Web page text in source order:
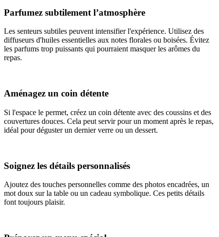
Parfumez subtilement l’atmosphère
Les senteurs subtiles peuvent intensifier l'expérience. Utilisez des
diffuseurs d'huiles essentielles aux notes florales ou boisées. Évitez
les parfums trop puissants qui pourraient masquer les arômes du
repas.
Aménagez un coin détente
Si l'espace le permet, créez un coin détente avec des coussins et des
couvertures douces. Cela peut servir pour un moment après le repas,
idéal pour déguster un dernier verre ou un dessert.
Soignez les détails personnalisés
Ajoutez des touches personnelles comme des photos encadrées, un
mot doux sur la table ou un cadeau symbolique. Ces petits détails
font toujours plaisir.